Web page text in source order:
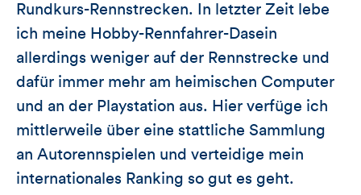
Rundkurs-Rennstrecken. In letzter Zeit lebe
ich meine Hobby-Rennfahrer-Dasein
allerdings weniger auf der Rennstrecke und
dafür immer mehr am heimischen Computer
und an der Playstation aus. Hier verfüge ich
mittlerweile über eine stattliche Sammlung
an Autorennspielen und verteidige mein
internationales Ranking so gut es geht.